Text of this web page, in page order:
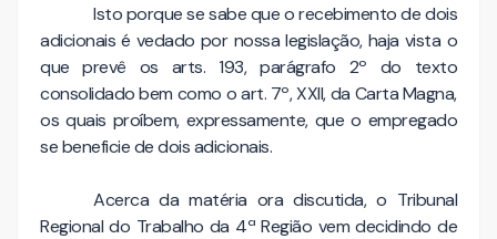
Isto porque se sabe que o recebimento de dois
adicionais é vedado por nossa legislação, haja vista o
que prevê os arts. 193, parágrafo 2º do texto
consolidado bem como o art. 7º, XXII, da Carta Magna,
os quais proíbem, expressamente, que o empregado
se beneficie de dois adicionais.
Acerca da matéria ora discutida, o Tribunal
Regional do Trabalho da 4ª Região vem decidindo de